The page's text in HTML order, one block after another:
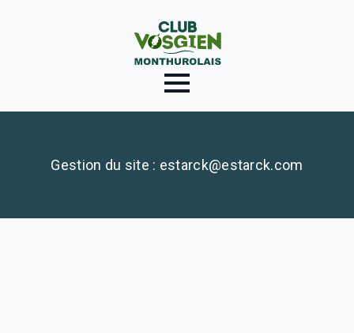
Gestion du site : estarck@estarck.com